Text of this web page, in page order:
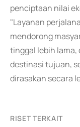
penciptaan nilai
"Layanan
mendorong
tinggal lebih lama,
destinasi tujuan,
dirasakan secara
RISET TERKAIT